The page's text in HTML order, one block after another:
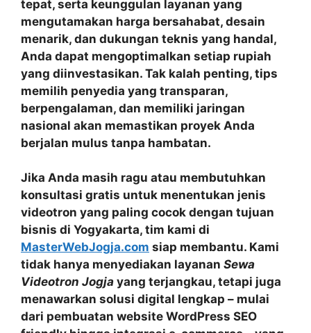
tepat, serta keunggulan layanan yang
mengutamakan harga bersahabat, desain
menarik, dan dukungan teknis yang handal,
Anda dapat mengoptimalkan setiap rupiah
yang diinvestasikan. Tak kalah penting, tips
memilih penyedia yang transparan,
berpengalaman, dan memiliki jaringan
nasional akan memastikan proyek Anda
berjalan mulus tanpa hambatan.
Jika Anda masih ragu atau membutuhkan
konsultasi gratis untuk menentukan jenis
videotron yang paling cocok dengan tujuan
bisnis di Yogyakarta, tim kami di
MasterWebJogja.com siap membantu. Kami
tidak hanya menyediakan layanan Sewa
Videotron Jogja yang terjangkau, tetapi juga
menawarkan solusi digital lengkap – mulai
dari pembuatan website WordPress SEO